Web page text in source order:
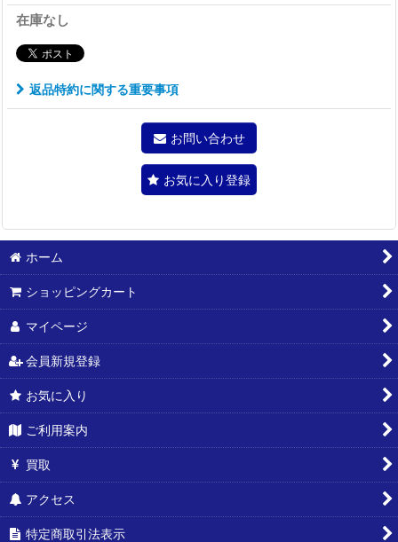
在庫なし
返品特約に関する重要事項
お問い合わせ
お気に入り登録
ホーム
ショッピングカート
マイページ
会員新規登録
お気に入り
ご利用案内
買取
アクセス
特定商取引法表示